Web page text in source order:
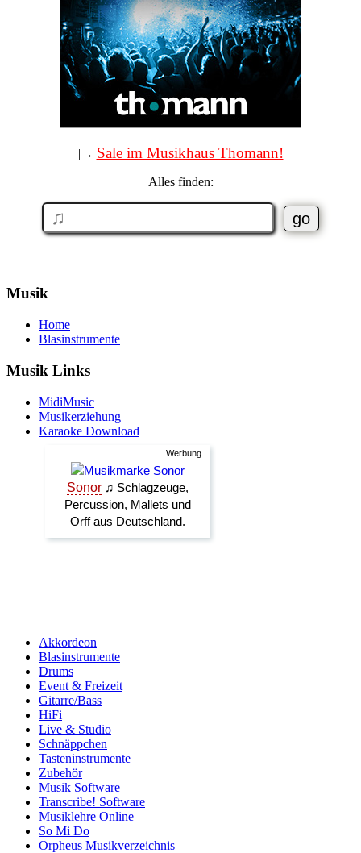
|→ Sale im Musikhaus Thomann!
Alles finden:
Musik
Home
Blasinstrumente
Musik Links
MidiMusic
Musikerziehung
Karaoke Download
Akkordeon
Blasinstrumente
Drums
Event & Freizeit
Gitarre/Bass
HiFi
Live & Studio
Schnäppchen
Tasteninstrumente
Zubehör
Musik Software
Transcribe! Software
Musiklehre Online
So Mi Do
Orpheus Musikverzeichnis